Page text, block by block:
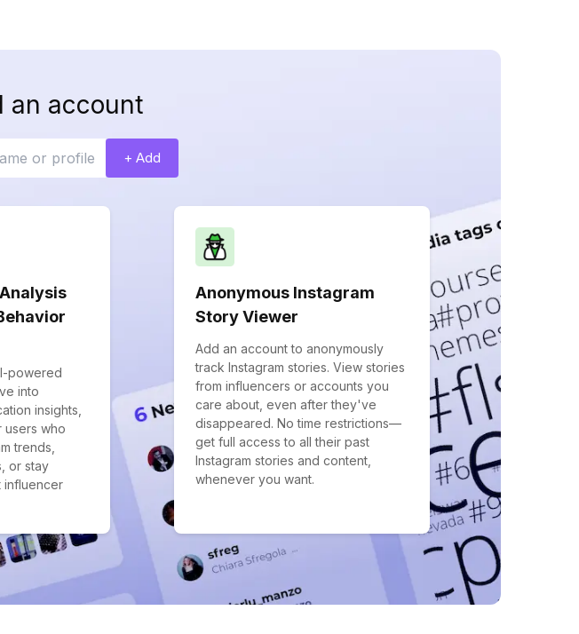
an account
+ Add
powered
into
insights,
users who
trends,
or stay
influencer
Anonymous Instagram
Story Viewer
Add an account to anonymously
track Instagram stories. View stories
from influencers or accounts you
care about, even after they've
disappeared. No time restrictions—
get full access to all their past
Instagram stories and content,
whenever you want.